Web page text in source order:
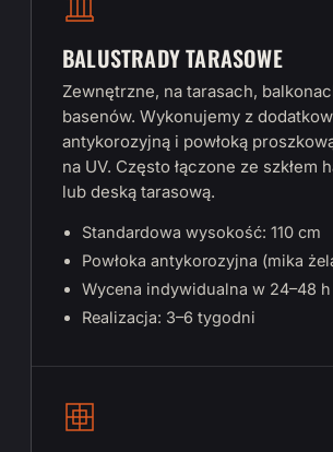
BALUSTRADY TARASOWE
Zewnętrzne, na tarasach,
basenów. Wykonujemy z
antykorozyjną i powłoką
na UV. Często łączone ze szkłem
lub deską tarasową.
Standardowa wysokość: 110 cm
Powłoka antykorozyjna (mika
Wycena indywidualna w 24–48 h
Realizacja: 3–6 tygodni